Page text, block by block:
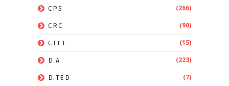
CPS (266)
CRC (90)
CTET (15)
D.A (223)
D.TED (7)